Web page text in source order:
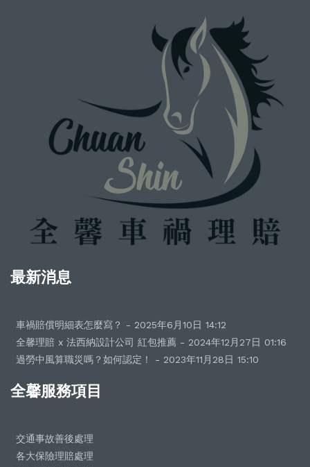
最新消息
車禍賠償明細表怎麼寫？ - 2025年6月10日 14:12
全馨理賠 x 法西納設計公司 紅包推薦 - 2024年12月27日 01:16
過勞中風算職災嗎？如何認定！ - 2023年11月28日 15:10
全馨服務項目
交通事故善後處理
各大保險理賠處理